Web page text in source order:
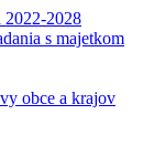
2022-2028
s majetkom
obce a krajov